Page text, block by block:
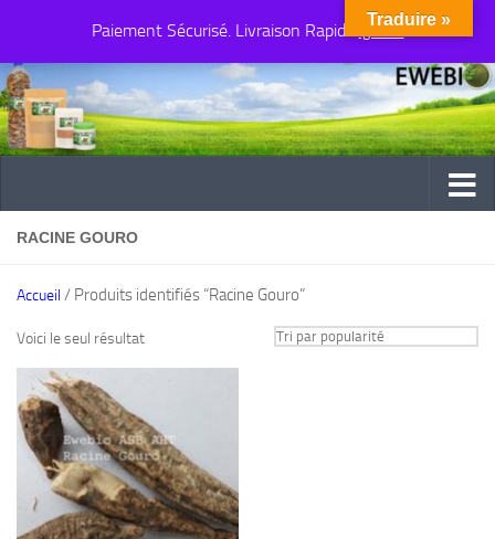
Paiement Sécurisé. Livraison Rapide Ignorer
Au dessous du contenu
RACINE GOURO
Accueil / Produits identifiés “Racine Gouro”
Voici le seul résultat
Traduire »